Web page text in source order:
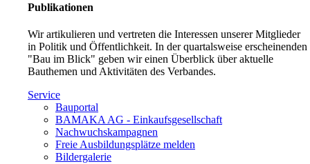
Publikationen
Wir artikulieren und vertreten die Interessen unserer Mitglieder
in Politik und Öffentlichkeit. In der quartalsweise erscheinenden
"Bau im Blick" geben wir einen Überblick über aktuelle
Bauthemen und Aktivitäten des Verbandes.
Service
Bauportal
BAMAKA AG - Einkaufsgesellschaft
Nachwuchskampagnen
Freie Ausbildungsplätze melden
Bildergalerie